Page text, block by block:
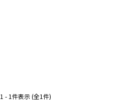
1 - 1件表示 (全1件)